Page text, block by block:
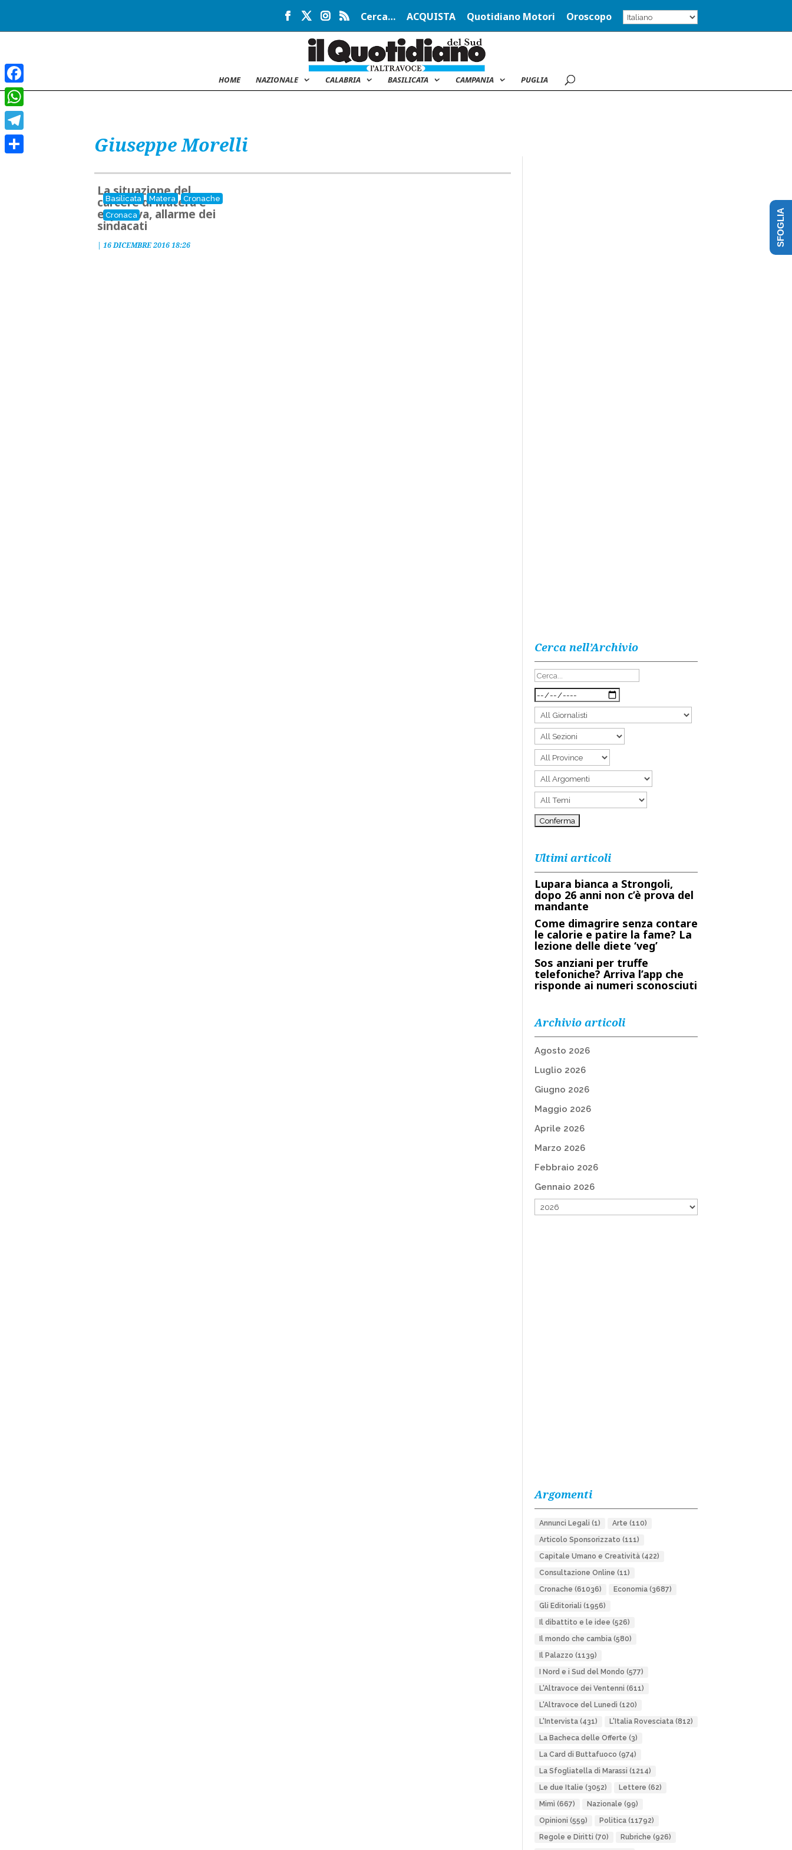
Cerca… ACQUISTA Quotidiano Motori Oroscopo
HOME NAZIONALE CALABRIA BASILICATA CAMPANIA PUGLIA
Giuseppe Morelli
Basilicata Matera
Cronache
Cronaca
La situazione del
carcere di Matera è
esplosiva, allarme dei
sindacati
| 16 DICEMBRE 2016 18:26
Cerca nell’Archivio
Ultimi articoli
Lupara bianca a Strongoli,
dopo 26 anni non c’è prova del
mandante
Come dimagrire senza contare
le calorie e patire la fame? La
lezione delle diete ‘veg’
Sos anziani per truffe
telefoniche? Arriva l’app che
risponde ai numeri sconosciuti
Archivio articoli
Agosto 2026
Luglio 2026
Giugno 2026
Maggio 2026
Aprile 2026
Marzo 2026
Febbraio 2026
Gennaio 2026
Argomenti
Annunci Legali (1) Arte (110)
Articolo Sponsorizzato (111)
Capitale Umano e Creatività(422)
Consultazione Online (11)
Cronache (61036) Economia(3687)
Gli Editoriali (1956)
Il dibattito e le idee (526)
Il mondo che cambia(580)
Il Palazzo (1139)
I Nord e i Sud del Mondo (577)
L'Altravoce dei Ventenni (611)
L'Altravoce del Lunedì (120)
L'Intervista(431) L'Italia Rovesciata(812)
La Bacheca delle Offerte (3)
La Card di Buttafuoco (974)
La Sfogliatella di Marassi (1214)
Le due Italie (3052) Lettere (62)
Mimì (667) Nazionale (99)
Opinioni (559) Politica(11792)
Regole e Diritti (70) Rubriche (926)
Facebook
WhatsApp
Telegram
SFOGLIA